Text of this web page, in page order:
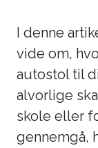
I denne
vide om,
autostol til
alvorlige
skole eller
gennemgå,